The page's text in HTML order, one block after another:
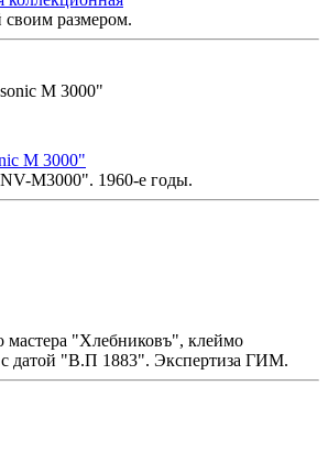
размером.
M 3000"
M3000". 1960-е годы.
"Хлебниковъ", клеймо
с датой "В.П 1883". Экспертиза ГИМ.